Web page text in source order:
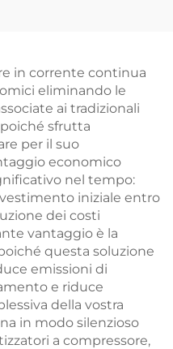
innovativa per
ambienti aridi
in corrente continua
eliminando le
ai tradizionali
sfrutta
per il suo
economico
nel tempo:
iniziale entro
dei costi
vantaggio è la
questa soluzione
emissioni di
e riduce
della vostra
in modo silenzioso
a compressore,